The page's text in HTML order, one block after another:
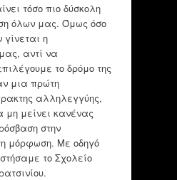
τόσο πιο δύσκολη
όλων μας. Όμως όσο
γίνεται η
αντί να
το δρόμο της
μια πρώτη
αλληλεγγύης,
μη μείνει κανένας
στην
μόρφωση. Με οδηγό
το Σχολείο